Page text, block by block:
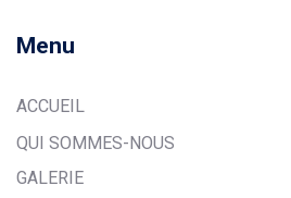
Menu
ACCUEIL
QUI SOMMES-NOUS
GALERIE